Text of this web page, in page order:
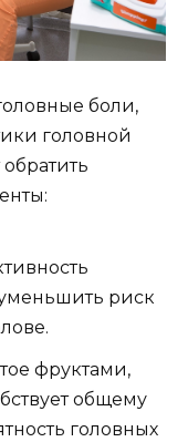
боли,
головной
риск
фруктами,
общему
головных